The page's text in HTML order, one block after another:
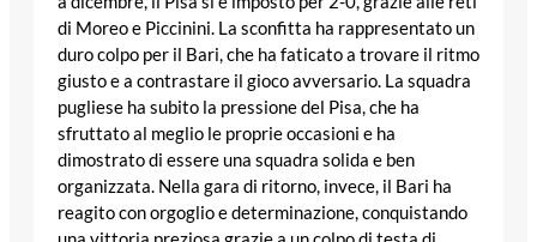
di Moreo e Piccinini. La sconfitta ha rappresentato un
duro colpo per il Bari, che ha faticato a trovare il ritmo
giusto e a contrastare il gioco avversario. La squadra
pugliese ha subito la pressione del Pisa, che ha
sfruttato al meglio le proprie occasioni e ha
dimostrato di essere una squadra solida e ben
organizzata. Nella gara di ritorno, invece, il Bari ha
reagito con orgoglio e determinazione, conquistando